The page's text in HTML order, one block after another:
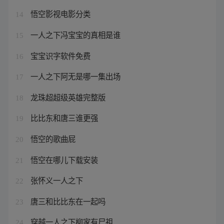
14 悟空影视电影分类
15 一人之下冯宝宝的真相是谁
16 宝宝识字软件免费
17 一人之下阿无是哪一集出场
18 龙珠超超级英雄完整版
19 比比东和唐三谁更强
20 悟空的歌曲屁
21 悟空在哪儿下载安装
22 张怀义一人之下
23 唐三和比比东在一起吗
穿越一人之下柳家有尸祖